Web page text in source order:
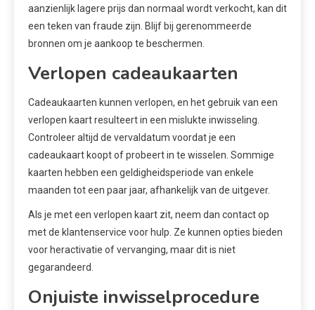
aanzienlijk lagere prijs dan normaal wordt verkocht, kan dit
een teken van fraude zijn. Blijf bij gerenommeerde
bronnen om je aankoop te beschermen.
Verlopen cadeaukaarten
Cadeaukaarten kunnen verlopen, en het gebruik van een
verlopen kaart resulteert in een mislukte inwisseling.
Controleer altijd de vervaldatum voordat je een
cadeaukaart koopt of probeert in te wisselen. Sommige
kaarten hebben een geldigheidsperiode van enkele
maanden tot een paar jaar, afhankelijk van de uitgever.
Als je met een verlopen kaart zit, neem dan contact op
met de klantenservice voor hulp. Ze kunnen opties bieden
voor heractivatie of vervanging, maar dit is niet
gegarandeerd.
Onjuiste inwisselprocedure